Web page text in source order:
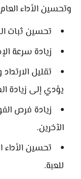
وتحسين الأداء
تحسين ثبات
زيادة سرعة
تقليل
يؤدي إلى زيادة
زيادة فرص
الآخرين.
تحسين الأداء
للعبة.